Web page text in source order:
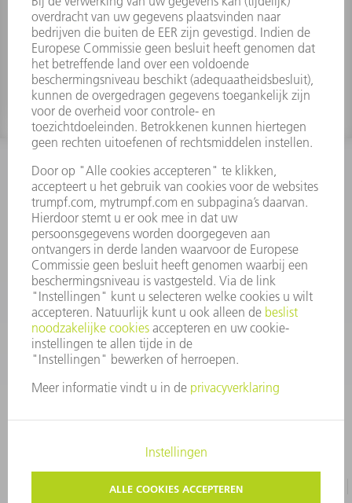
Afschermplaat
Materiaalnummer:2024780
INFORMATIE
Veel gestelde vragen
Algemene voorwaarden
CONTACT
+31 88 4002 400
Ma. - vr. 8.00 - 17.00 uur
onderdelen.tnl@de.trumpf.com
GEGEVENSBESCHERMING
COPYRIGHT EN LOGO